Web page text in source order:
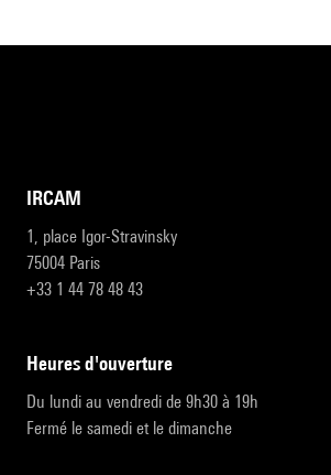
IRCAM
1, place Igor-Stravinsky
75004 Paris
+33 1 44 78 48 43
heures d'ouverture
Du lundi au vendredi de 9h30 à 19h
Fermé le samedi et le dimanche